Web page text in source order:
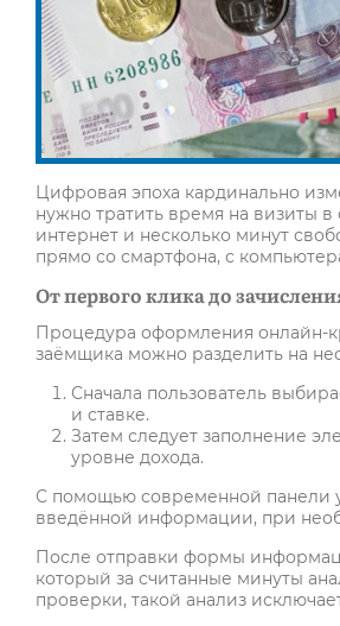
Цифровая эпоха кардинально
нужно тратить время на визиты в
интернет и несколько минут
прямо со смартфона, с
От первого клика до
Процедура оформления онлайн-
заёмщика можно разделить на
Сначала пользователь
и ставке.
Затем следует заполнение
уровне дохода.
С помощью современной панели
введённой информации, при
После отправки формы
который за считанные минуты
проверки, такой анализ